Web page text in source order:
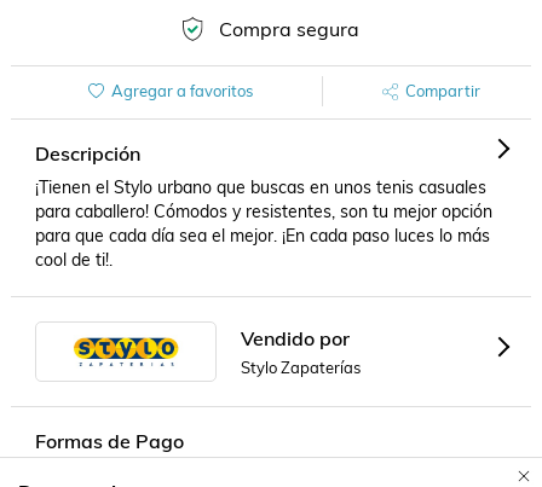
Compra segura
Agregar a favoritos Compartir
Descripción
¡Tienen el Stylo urbano que buscas en unos tenis casuales
para caballero! Cómodos y resistentes, son tu mejor opción
para que cada día sea el mejor. ¡En cada paso luces lo más
cool de ti!.
Vendido por
Stylo Zapaterías
Formas de Pago